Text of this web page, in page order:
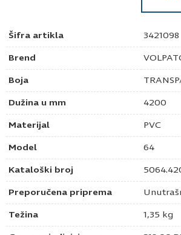
Šifra artikla 3421098
Brend
Boja
Dužina u mm 4200
Materijal PVC
Model 64
Kataloški broj
Preporučena priprema
Težina 1,35 kg